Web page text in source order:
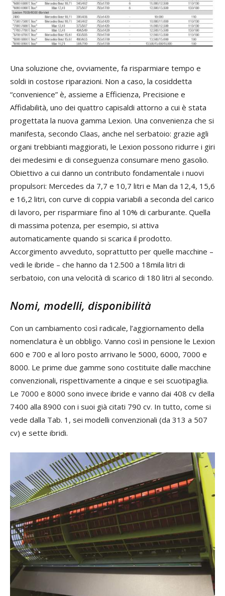
Una soluzione che, ovviamente, fa risparmiare tempo e
soldi in costose riparazioni. Non a caso, la cosiddetta
“convenience” è, assieme a Efficienza, Precisione e
Affidabilità, uno dei quattro capisaldi attorno a cui è stata
progettata la nuova gamma Lexion. Una convenienza che si
manifesta, secondo Claas, anche nel serbatoio: grazie agli
organi trebbianti maggiorati, le Lexion possono ridurre i giri
dei medesimi e di conseguenza consumare meno gasolio.
Obiettivo a cui danno un contributo fondamentale i nuovi
propulsori: Mercedes da 7,7 e 10,7 litri e Man da 12,4, 15,6
e 16,2 litri, con curve di coppia variabili a seconda del carico
di lavoro, per risparmiare fino al 10% di carburante. Quella
di massima potenza, per esempio, si attiva
automaticamente quando si scarica il prodotto.
Accorgimento avveduto, soprattutto per quelle macchine –
vedi le ibride – che hanno da 12.500 a 18mila litri di
serbatoio, con una velocità di scarico di 180 litri al secondo.
Nomi, modelli, disponibilità
Con un cambiamento così radicale, l’aggiornamento della
nomenclatura è un obbligo. Vanno così in pensione le Lexion
600 e 700 e al loro posto arrivano le 5000, 6000, 7000 e
8000. Le prime due gamme sono costituite dalle macchine
convenzionali, rispettivamente a cinque e sei scuotipaglia.
Le 7000 e 8000 sono invece ibride e vanno dai 408 cv della
7400 alla 8900 con i suoi già citati 790 cv. In tutto, come si
vede dalla Tab. 1, sei modelli convenzionali (da 313 a 507
cv) e sette ibridi.